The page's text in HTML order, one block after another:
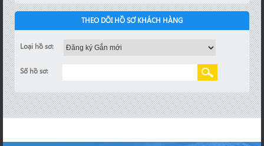
THEO DÕI HỒ SƠ KHÁCH HÀNG
Loại hồ sơ:
Số hồ sơ: